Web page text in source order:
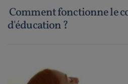
Comment fonctionne le
d'éducation ?